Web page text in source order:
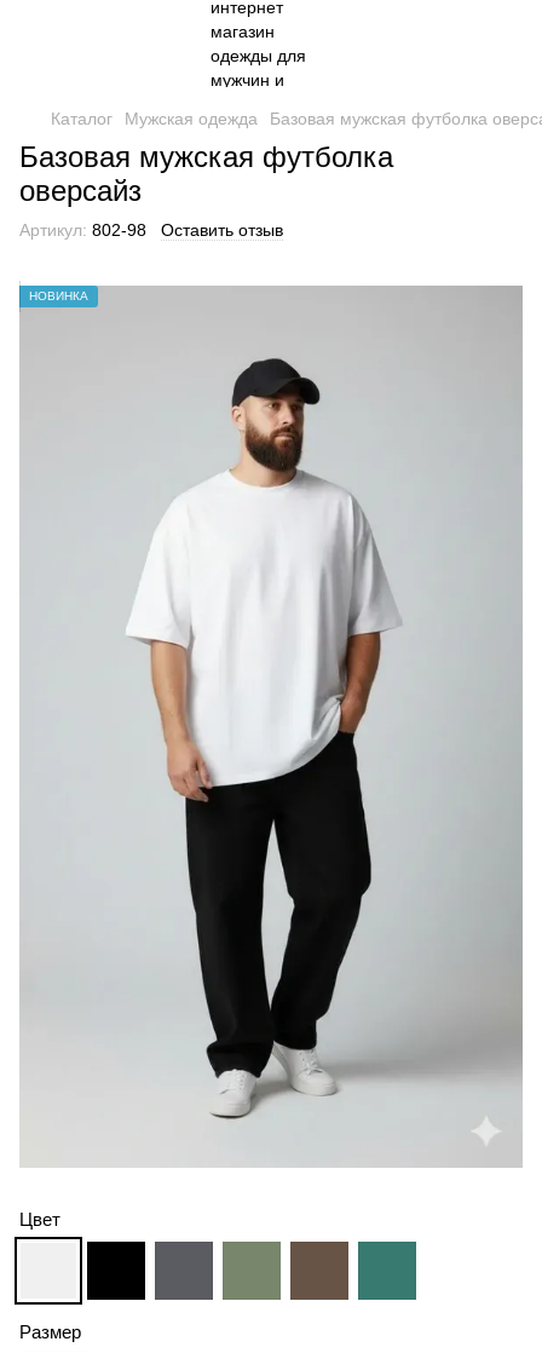
Каталог Мужская одежда Базовая мужская футболка
Базовая мужская футболка
оверсайз
Артикул: 802-98 Оставить отзыв
НОВИНКА
Цвет
Размер